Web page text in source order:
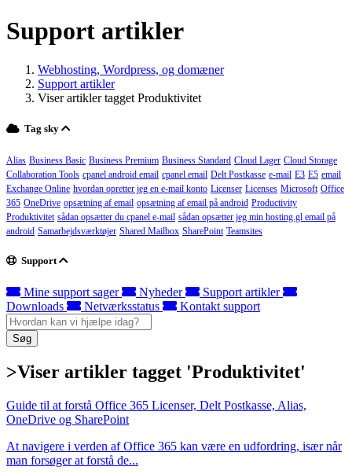
Support artikler
Webhosting, Wordpress, og domæner
Support artikler
Viser artikler tagget Produktivitet
Tag sky
Alias Business Basic Business Premium Business Standard Cloud Lager Cloud Storage
Collaboration Tools cpanel android email cpanel email Delt Postkasse e-mail E3 E5 email
Exchange Online hvordan opretter jeg en e-mail konto Licenser Licenses Microsoft Office
365 OneDrive opsætning af email opsætning af email på android Productivity
Produktivitet sådan opsætter du cpanel e-mail sådan opsætter jeg min hosting.gl email på
android Samarbejdsværktøjer Shared Mailbox SharePoint Teamsites
Support
Mine support sager Nyheder
Support artikler
Downloads
Netværksstatus Kontakt support
Søg
>Viser artikler tagget 'Produktivitet'
Guide til at forstå Office 365 Licenser, Delt Postkasse, Alias,
OneDrive og SharePoint
At navigere i verden af Office 365 kan være en udfordring, især når
man forsøger at forstå de...